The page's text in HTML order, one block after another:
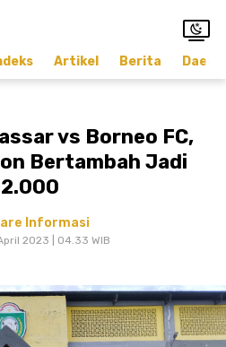
Artikel Berita
vs Borneo FC,
Bertambah Jadi
Informasi
2023 | 04.33 WIB